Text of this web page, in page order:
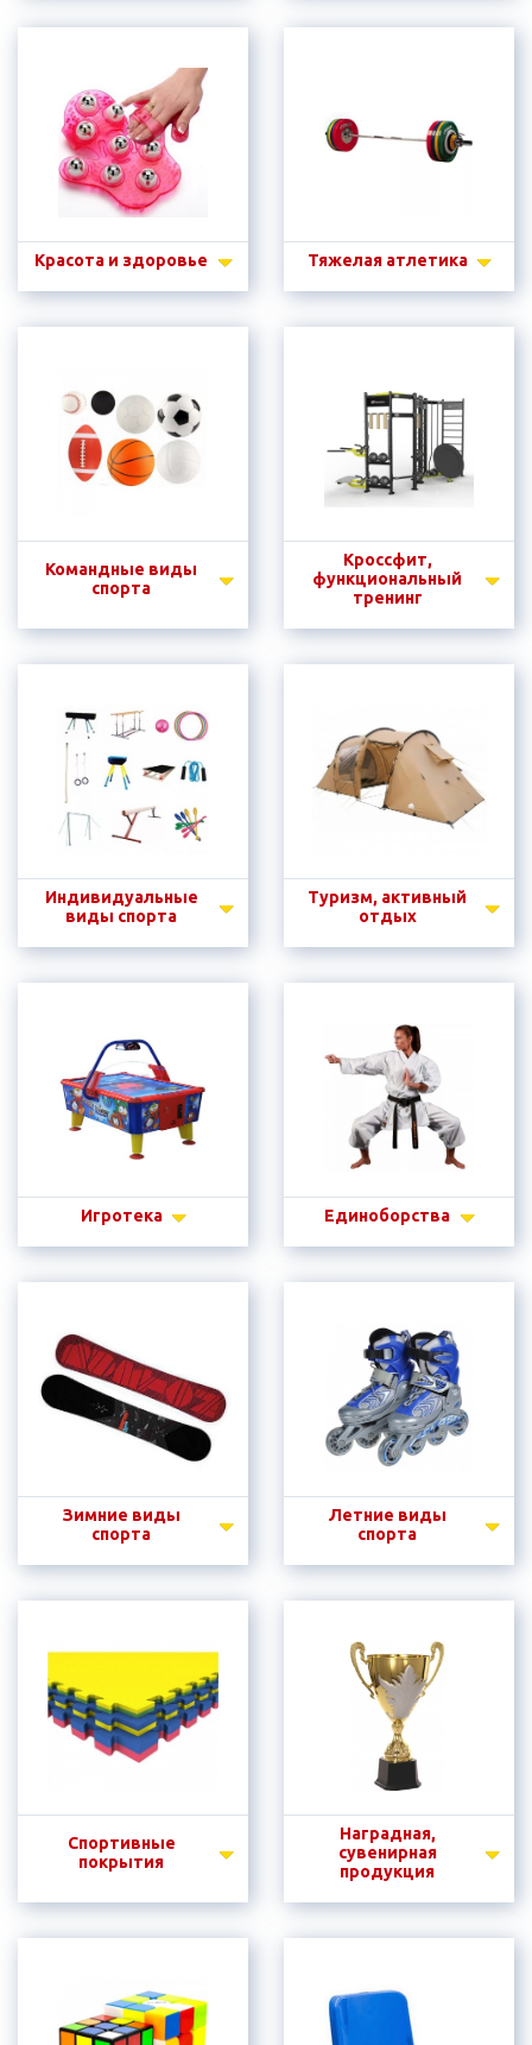
Красота и здоровье Тяжелая атлетика
Командные виды
спорта
Кроссфит,
функциональный
тренинг
Индивидуальные
виды спорта
Туризм, активный
отдых
Игротека Единоборства
Зимние виды
спорта
Летние виды
спорта
Спортивные
покрытия
Наградная,
сувенирная
продукция